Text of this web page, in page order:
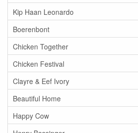
Kip Haan Leonardo
Boerenbont
Chicken Together
Chicken Festival
Clayre & Eef Ivory
Beautiful Home
Happy Cow